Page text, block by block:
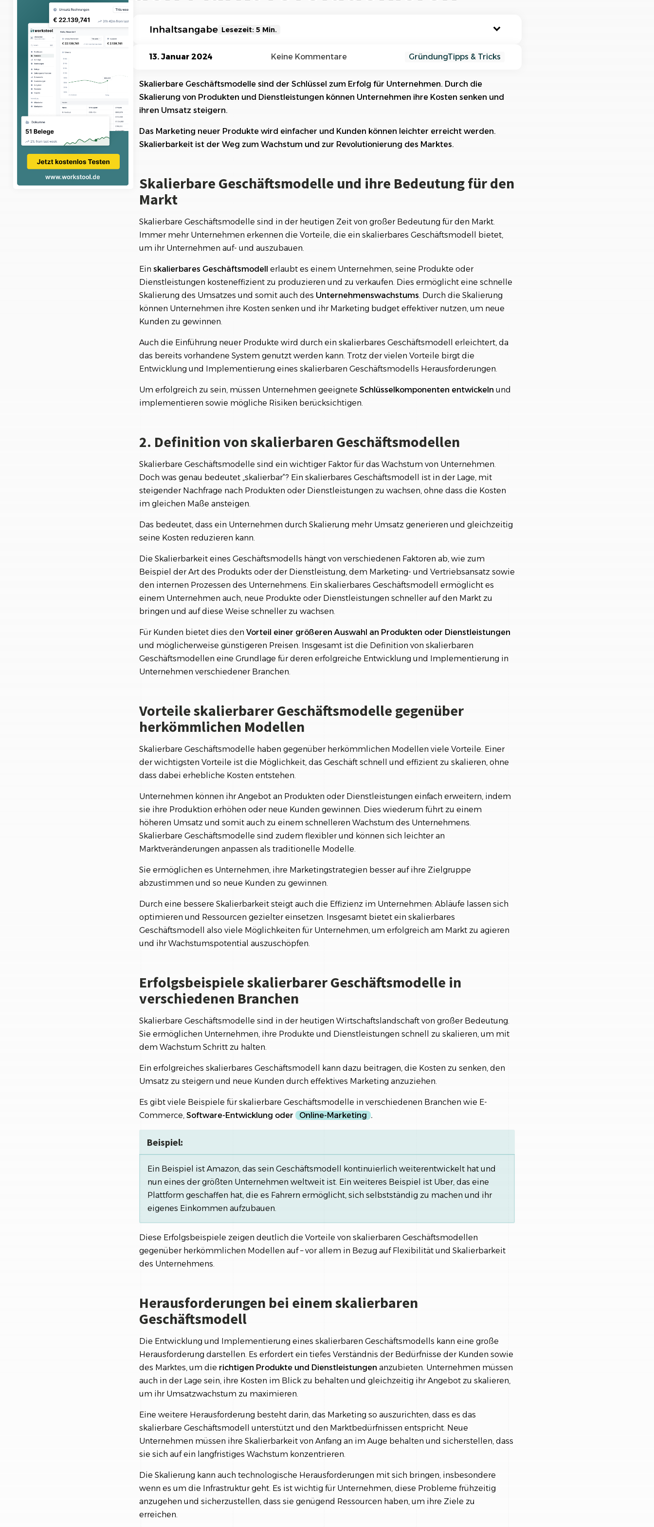
unserer Referenzen an...
Inhaltsangabe Lesezeit: 5 Min.
Skalierbare Geschäftsmodelle und ihre Bedeutung für den Markt
Vorteile skalierbarer Geschäftsmodelle gegenüber herkömmlichen Modellen
Herausforderungen bei einem skalierbaren Geschäftsmodell
Fallstudien: Wie Unternehmen mit Hilfe von skalierbaren Geschäftsmodellen den Markt
revolutioniert haben
Chancen und Risiken beim Einsatz von Scalable Business Models
13. Januar 2024 Keine Kommentare GründungTipps & Tricks
Skalierbare Geschäftsmodelle sind der Schlüssel zum Erfolg für Unternehmen. Durch die
Skalierung von Produkten und Dienstleistungen können Unternehmen ihre Kosten senken und
ihren Umsatz steigern.
Das Marketing neuer Produkte wird einfacher und Kunden können leichter erreicht werden.
Skalierbarkeit ist der Weg zum Wachstum und zur Revolutionierung des Marktes.
Skalierbare Geschäftsmodelle und ihre Bedeutung für den
Markt
Skalierbare Geschäftsmodelle sind in der heutigen Zeit von großer Bedeutung für den Markt.
Immer mehr Unternehmen erkennen die Vorteile, die ein skalierbares Geschäftsmodell bietet,
um ihr Unternehmen auf- und auszubauen.
Ein skalierbares Geschäftsmodell erlaubt es einem Unternehmen, seine Produkte oder
Dienstleistungen kosteneffizient zu produzieren und zu verkaufen. Dies ermöglicht eine schnelle
Skalierung des Umsatzes und somit auch des Unternehmenswachstums. Durch die Skalierung
können Unternehmen ihre Kosten senken und ihr Marketing budget effektiver nutzen, um neue
Kunden zu gewinnen.
Auch die Einführung neuer Produkte wird durch ein skalierbares Geschäftsmodell erleichtert, da
das bereits vorhandene System genutzt werden kann. Trotz der vielen Vorteile birgt die
Entwicklung und Implementierung eines skalierbaren Geschäftsmodells Herausforderungen.
Um erfolgreich zu sein, müssen Unternehmen geeignete Schlüsselkomponenten entwickeln und
implementieren sowie mögliche Risiken berücksichtigen.
2. Definition von skalierbaren Geschäftsmodellen
Skalierbare Geschäftsmodelle sind ein wichtiger Faktor für das Wachstum von Unternehmen.
Doch was genau bedeutet „skalierbar“? Ein skalierbares Geschäftsmodell ist in der Lage, mit
steigender Nachfrage nach Produkten oder Dienstleistungen zu wachsen, ohne dass die Kosten
im gleichen Maße ansteigen.
Das bedeutet, dass ein Unternehmen durch Skalierung mehr Umsatz generieren und gleichzeitig
seine Kosten reduzieren kann.
Die Skalierbarkeit eines Geschäftsmodells hängt von verschiedenen Faktoren ab, wie zum
Beispiel der Art des Produkts oder der Dienstleistung, dem Marketing- und Vertriebsansatz sowie
den internen Prozessen des Unternehmens. Ein skalierbares Geschäftsmodell ermöglicht es
einem Unternehmen auch, neue Produkte oder Dienstleistungen schneller auf den Markt zu
bringen und auf diese Weise schneller zu wachsen.
Für Kunden bietet dies den Vorteil einer größeren Auswahl an Produkten oder Dienstleistungen
und möglicherweise günstigeren Preisen. Insgesamt ist die Definition von skalierbaren
Geschäftsmodellen eine Grundlage für deren erfolgreiche Entwicklung und Implementierung in
Unternehmen verschiedener Branchen.
Vorteile skalierbarer Geschäftsmodelle gegenüber
herkömmlichen Modellen
Skalierbare Geschäftsmodelle haben gegenüber herkömmlichen Modellen viele Vorteile. Einer
der wichtigsten Vorteile ist die Möglichkeit, das Geschäft schnell und effizient zu skalieren, ohne
dass dabei erhebliche Kosten entstehen.
Unternehmen können ihr Angebot an Produkten oder Dienstleistungen einfach erweitern, indem
sie ihre Produktion erhöhen oder neue Kunden gewinnen. Dies wiederum führt zu einem
höheren Umsatz und somit auch zu einem schnelleren Wachstum des Unternehmens.
Skalierbare Geschäftsmodelle sind zudem flexibler und können sich leichter an
Marktveränderungen anpassen als traditionelle Modelle.
Sie ermöglichen es Unternehmen, ihre Marketingstrategien besser auf ihre Zielgruppe
abzustimmen und so neue Kunden zu gewinnen.
Durch eine bessere Skalierbarkeit steigt auch die Effizienz im Unternehmen: Abläufe lassen sich
optimieren und Ressourcen gezielter einsetzen. Insgesamt bietet ein skalierbares
Geschäftsmodell also viele Möglichkeiten für Unternehmen, um erfolgreich am Markt zu agieren
und ihr Wachstumspotential auszuschöpfen.
Erfolgsbeispiele skalierbarer Geschäftsmodelle in
verschiedenen Branchen
Skalierbare Geschäftsmodelle sind in der heutigen Wirtschaftslandschaft von großer Bedeutung.
Sie ermöglichen Unternehmen, ihre Produkte und Dienstleistungen schnell zu skalieren, um mit
dem Wachstum Schritt zu halten.
Ein erfolgreiches skalierbares Geschäftsmodell kann dazu beitragen, die Kosten zu senken, den
Umsatz zu steigern und neue Kunden durch effektives Marketing anzuziehen.
Es gibt viele Beispiele für skalierbare Geschäftsmodelle in verschiedenen Branchen wie E-
Commerce, Software-Entwicklung oder Online-Marketing .
Beispiel:
Ein Beispiel ist Amazon, das sein Geschäftsmodell kontinuierlich weiterentwickelt hat und
nun eines der größten Unternehmen weltweit ist. Ein weiteres Beispiel ist Uber, das eine
Plattform geschaffen hat, die es Fahrern ermöglicht, sich selbstständig zu machen und ihr
eigenes Einkommen aufzubauen.
Diese Erfolgsbeispiele zeigen deutlich die Vorteile von skalierbaren Geschäftsmodellen
gegenüber herkömmlichen Modellen auf – vor allem in Bezug auf Flexibilität und Skalierbarkeit
des Unternehmens.
Herausforderungen bei einem skalierbaren
Geschäftsmodell
Die Entwicklung und Implementierung eines skalierbaren Geschäftsmodells kann eine große
Herausforderung darstellen. Es erfordert ein tiefes Verständnis der Bedürfnisse der Kunden sowie
des Marktes, um die richtigen Produkte und Dienstleistungen anzubieten. Unternehmen müssen
auch in der Lage sein, ihre Kosten im Blick zu behalten und gleichzeitig ihr Angebot zu skalieren,
um ihr Umsatzwachstum zu maximieren.
Eine weitere Herausforderung besteht darin, das Marketing so auszurichten, dass es das
skalierbare Geschäftsmodell unterstützt und den Marktbedürfnissen entspricht. Neue
Unternehmen müssen ihre Skalierbarkeit von Anfang an im Auge behalten und sicherstellen, dass
sie sich auf ein langfristiges Wachstum konzentrieren.
Die Skalierung kann auch technologische Herausforderungen mit sich bringen, insbesondere
wenn es um die Infrastruktur geht. Es ist wichtig für Unternehmen, diese Probleme frühzeitig
anzugehen und sicherzustellen, dass sie genügend Ressourcen haben, um ihre Ziele zu
erreichen.